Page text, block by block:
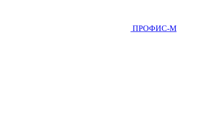
ПРОФИС-М